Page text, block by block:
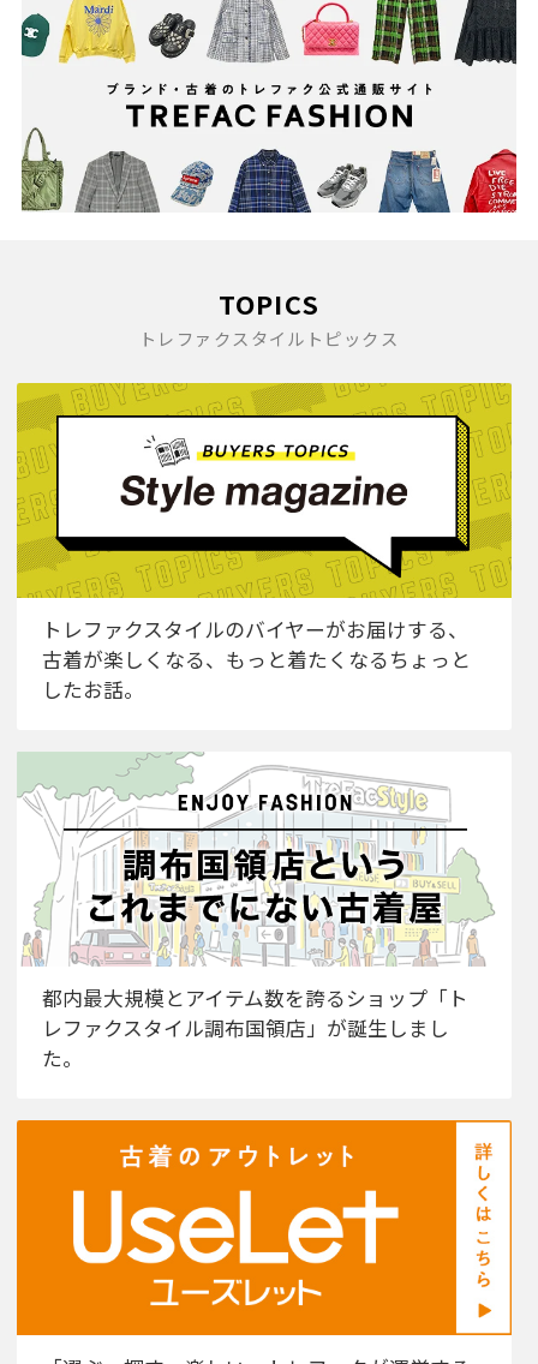
TOPICS
トレファクスタイルトピックス
トレファクスタイルのバイヤーがお届けする、
古着が楽しくなる、もっと着たくなるちょっと
したお話。
都内最大規模とアイテム数を誇るショップ「ト
レファクスタイル調布国領店」が誕生しまし
た。